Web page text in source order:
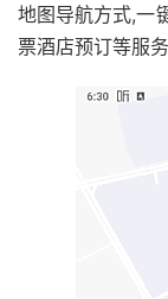
地图导航方式,一
票酒店预订等服